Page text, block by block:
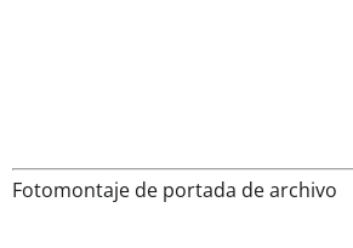
Fotomontaje de portada de archivo